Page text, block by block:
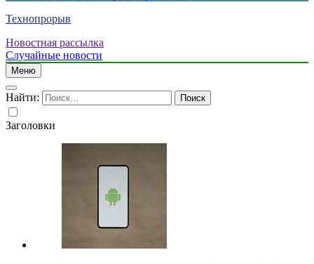
Технопрорыв
Новостная рассылка
Случайные новости
Меню
Найти:
Заголовки